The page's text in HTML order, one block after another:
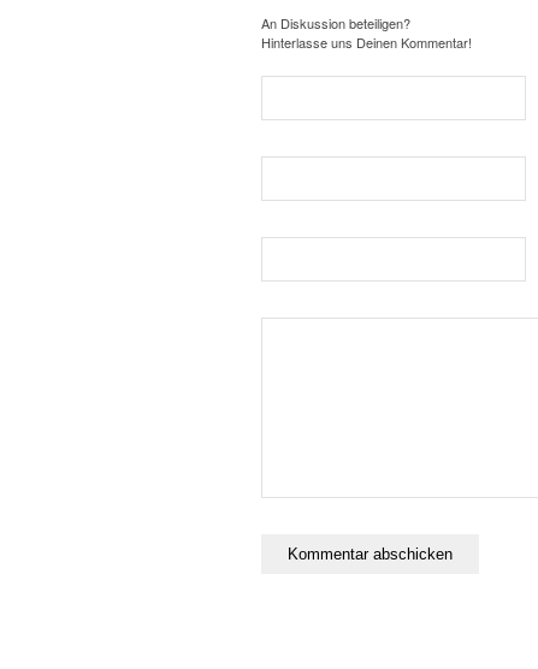
An Diskussion beteiligen?
Hinterlasse uns Deinen Kommentar!